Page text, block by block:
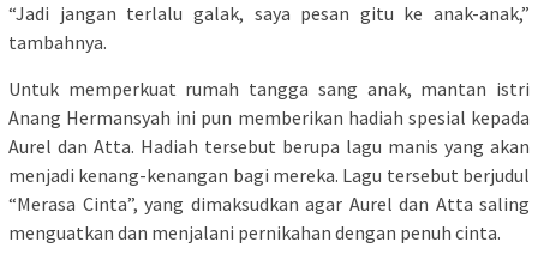
“Jadi jangan terlalu galak, saya pesan gitu ke anak-anak,”
tambahnya.
Untuk memperkuat rumah tangga sang anak, mantan istri
Anang Hermansyah ini pun memberikan hadiah spesial kepada
Aurel dan Atta. Hadiah tersebut berupa lagu manis yang akan
menjadi kenang-kenangan bagi mereka. Lagu tersebut berjudul
“Merasa Cinta”, yang dimaksudkan agar Aurel dan Atta saling
menguatkan dan menjalani pernikahan dengan penuh cinta.